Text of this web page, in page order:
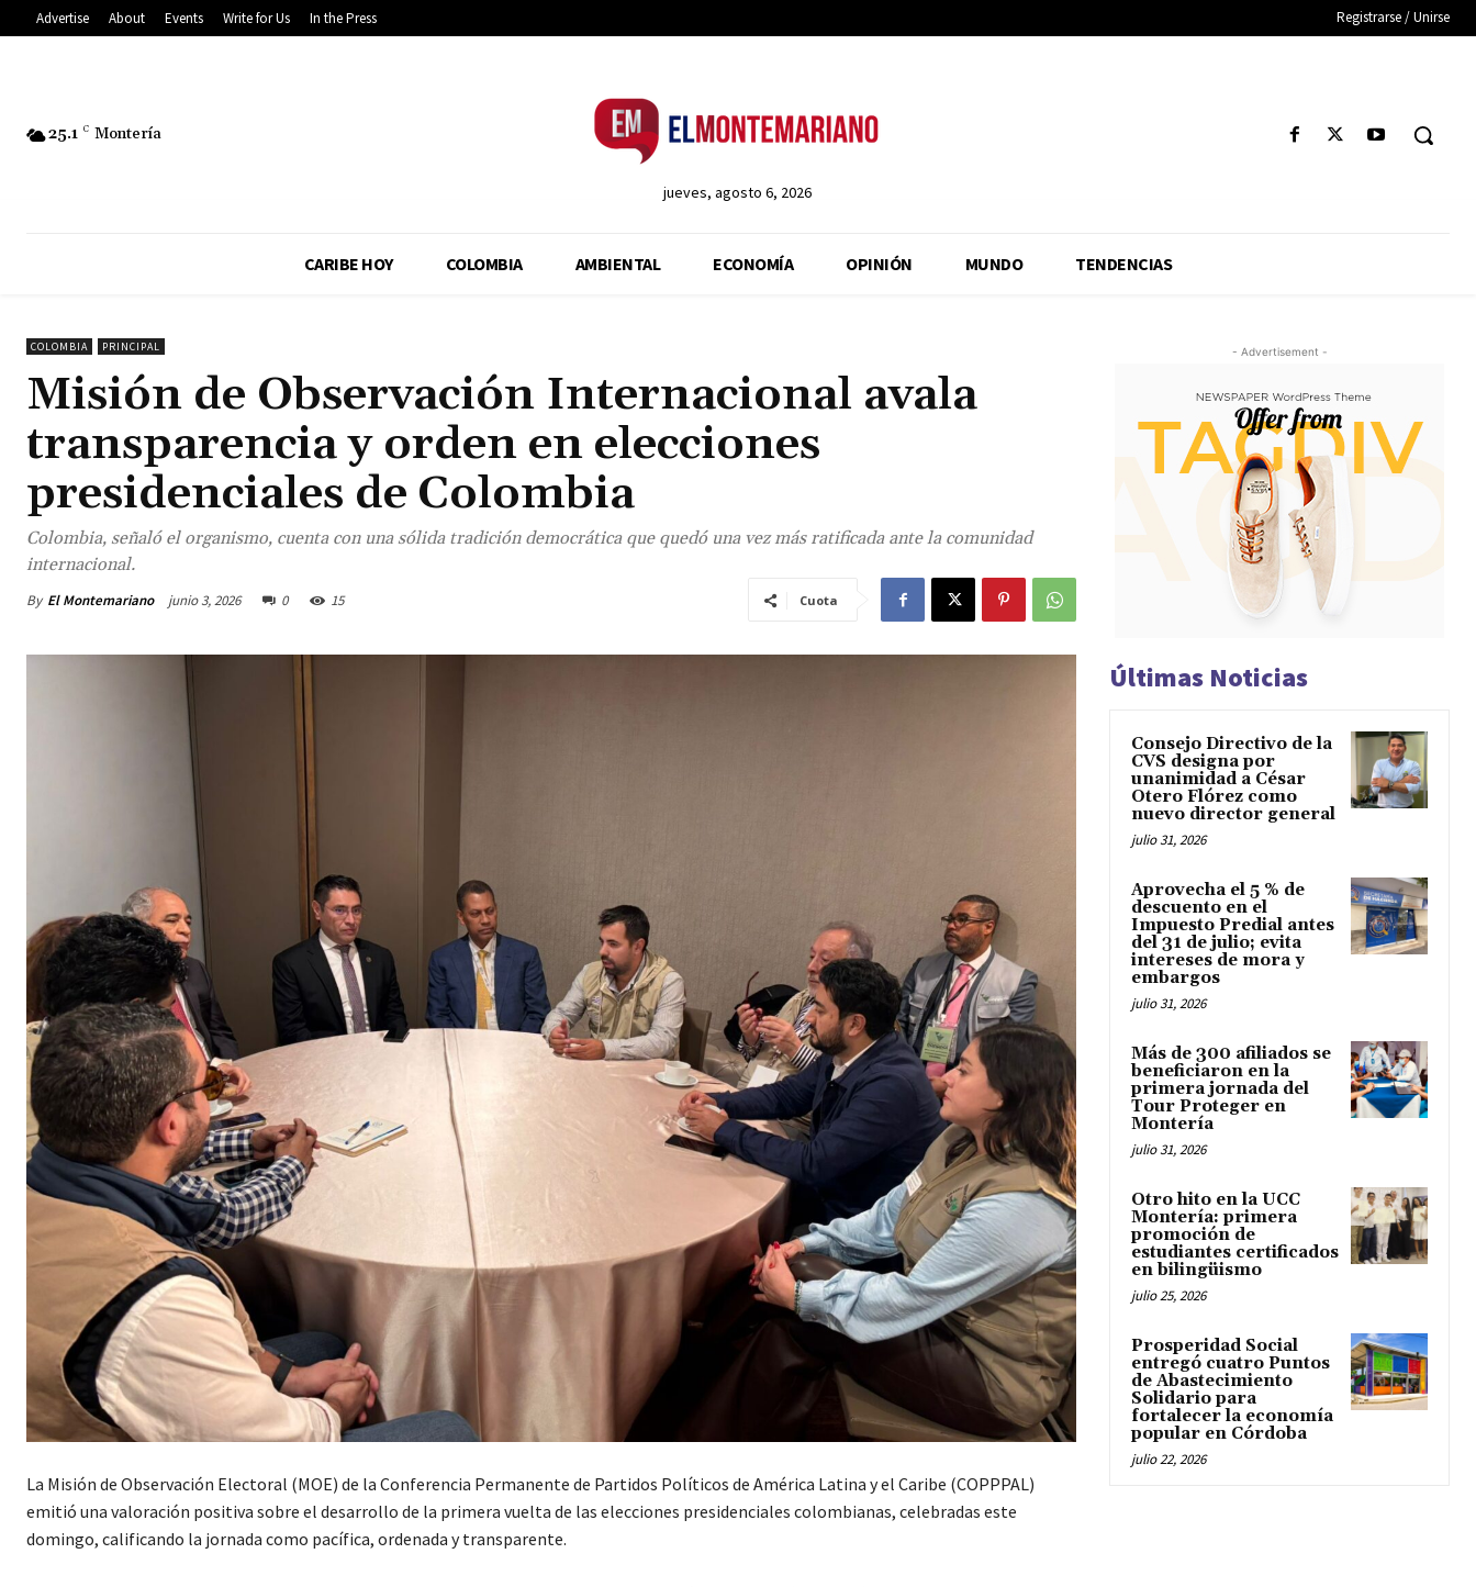
Advertise About Events Write for Us In the Press Registrarse / Unirse
25.1 C Montería
jueves, agosto 6, 2026
CARIBE HOY COLOMBIA AMBIENTAL ECONOMÍA OPINIÓN MUNDO TENDENCIAS
COLOMBIA PRINCIPAL
Misión de Observación Internacional avala
transparencia y orden en elecciones
presidenciales de Colombia
Colombia, señaló el organismo, cuenta con una sólida tradición democrática que quedó una vez más ratificada ante la comunidad
internacional.
By El Montemariano junio 3, 2026 0 15 Cuota
La Misión de Observación Electoral (MOE) de la Conferencia Permanente de Partidos Políticos de América Latina y el Caribe (COPPPAL)
emitió una valoración positiva sobre el desarrollo de la primera vuelta de las elecciones presidenciales colombianas, celebradas este
domingo, calificando la jornada como pacífica, ordenada y transparente.
- Advertisement -
Últimas Noticias
Consejo Directivo de la
CVS designa por
unanimidad a César
Otero Flórez como
nuevo director general
julio 31, 2026
Aprovecha el 5 % de
descuento en el
Impuesto Predial antes
del 31 de julio; evita
intereses de mora y
embargos
julio 31, 2026
Más de 300 afiliados se
beneficiaron en la
primera jornada del
Tour Proteger en
Montería
julio 31, 2026
Otro hito en la UCC
Montería: primera
promoción de
estudiantes certificados
en bilingüismo
julio 25, 2026
Prosperidad Social
entregó cuatro Puntos
de Abastecimiento
Solidario para
fortalecer la economía
popular en Córdoba
julio 22, 2026